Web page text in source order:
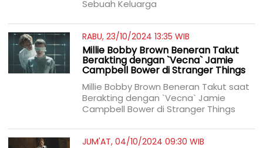
Sebuah Keluarga
RABU, 23/10/2024 13:35 WIB
Millie Bobby Brown Beneran Takut
Berakting dengan `Vecna` Jamie
Campbell Bower di Stranger Things
Millie Bobby Brown Beneran Takut saat
Berakting dengan `Vecna` Jamie
Campbell Bower di Stranger Things
JUM'AT, 04/10/2024 09:30 WIB